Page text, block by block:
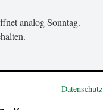
analog Sonntag.
Datenschutz